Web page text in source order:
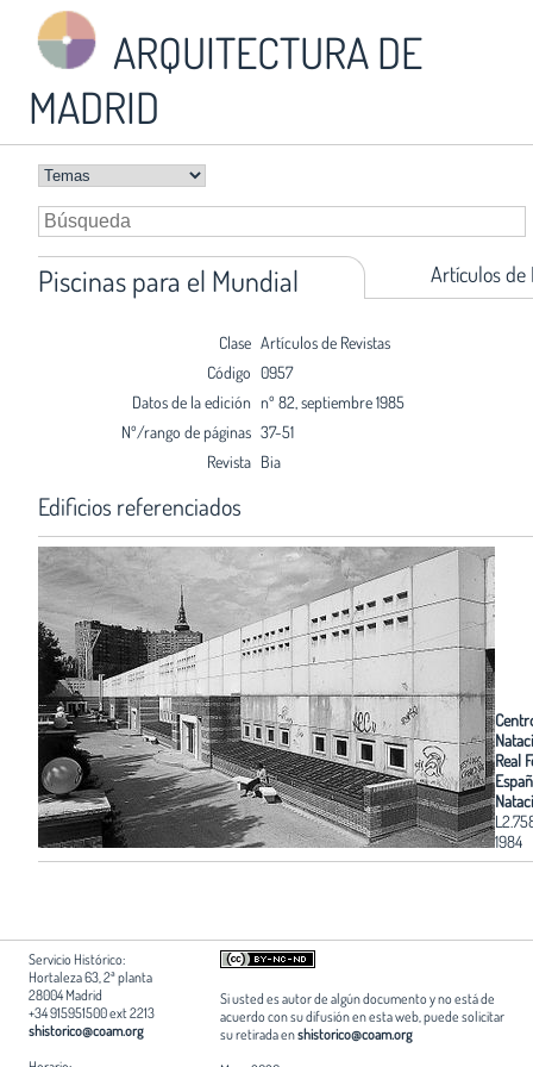
ARQUITECTURA DE
MADRID
Piscinas para el Mundial Artículos de
Clase Artículos de Revistas
Código 0957
Datos de la edición nº 82, septiembre 1985
Nº/rango de páginas 37-51
Revista Bia
Edificios referenciados
Real
1984
Servicio Histórico:
Hortaleza 63, 2ª planta
28004 Madrid
+34 915951500 ext 2213
shistorico@coam.org
Si usted es autor de algún documento y no está de
acuerdo con su difusión en esta web, puede solicitar
su retirada enshistorico@coam.org